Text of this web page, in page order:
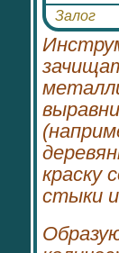
Залог
краску
стыки